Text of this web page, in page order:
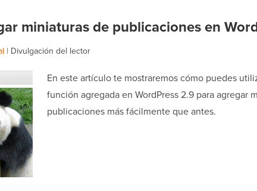
miniaturas de publicaciones en
| Divulgación del lector
En este artículo te mostraremos cómo puedes
función agregada en WordPress 2.9 para agregar
publicaciones más fácilmente que antes.